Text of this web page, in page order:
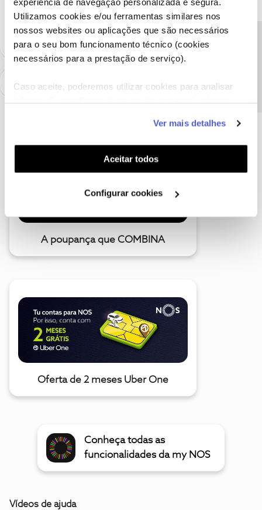
Utilizamos cookies e/ou ferramentas similares nos
nossos websites ou aplicações que são necessários
para o seu bom funcionamento técnico (cookies
necessários para a prestação de serviço).
Caso aceite, poderemos utilizar cookies para analisar
funcionalidades (cookies de personalização e
funcionalidade) e adaptar anúncios aos seus interesses
(cookies de publicidade personalizada). Pode gerir a
utilização dos cookies clicando em "Configurar
Ver mais detalhes
Aceitar todos
Configurar cookies
Ajude a comunidade a encontrar informação relevante. Marque
como "Melhor Resposta" e faça "Like" nos melhores comentários.
A poupança que COMBINA
Oferta de 2 meses Uber One
Conheça todas as
funcionalidades da my NOS
Vídeos de ajuda